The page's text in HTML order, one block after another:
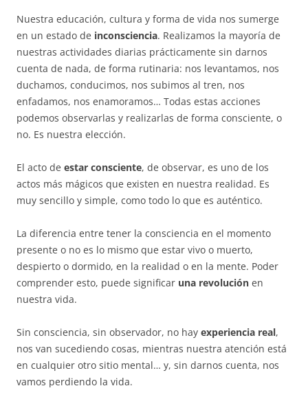
Nuestra educación, cultura y forma de vida nos sumerge
en un estado de inconsciencia. Realizamos la mayoría de
nuestras actividades diarias prácticamente sin darnos
cuenta de nada, de forma rutinaria: nos levantamos, nos
duchamos, conducimos, nos subimos al tren, nos
enfadamos, nos enamoramos… Todas estas acciones
podemos observarlas y realizarlas de forma consciente, o
no. Es nuestra elección.
El acto de estar consciente, de observar, es uno de los
actos más mágicos que existen en nuestra realidad. Es
muy sencillo y simple, como todo lo que es auténtico.
La diferencia entre tener la consciencia en el momento
presente o no es lo mismo que estar vivo o muerto,
despierto o dormido, en la realidad o en la mente. Poder
comprender esto, puede significar una revolución en
nuestra vida.
Sin consciencia, sin observador, no hay experiencia real,
nos van sucediendo cosas, mientras nuestra atención está
en cualquier otro sitio mental… y, sin darnos cuenta, nos
vamos perdiendo la vida.